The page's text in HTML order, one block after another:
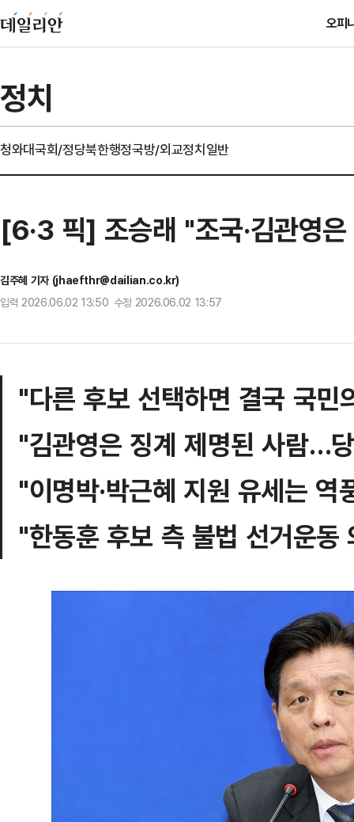
오피
정치
청와대국회/정당북한행정국방/외교정치일반
[6·3 픽] 조승래 "조국·김관영
김주혜 기자 (jhaefthr@dailian.co.kr)
입력 2026.06.02 13:50 수정 2026.06.02 13:57
"다른 후보 선택하면 결국 국민
"김관영은 징계 제명된 사람…
"이명박·박근혜 지원 유세는 역
"한동훈 후보 측 불법 선거운동